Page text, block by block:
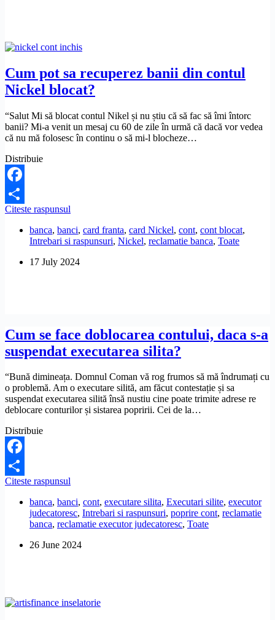
Cum pot sa recuperez banii din contul
Nickel blocat?
“Salut Mi să blocat contul Nikel și nu știu că să fac să îmi întorc
banii? Mi-a venit un mesaj cu 60 de zile în urmă că dacă vor vedea
că nu mă folosesc în continu o să mi-l blocheze…
Distribuie
Facebook
Share
Citeste raspunsul
sa
recuperez
din
banca, banci, card franta, card Nickel, cont, cont blocat,
Intrebari si raspunsuri, Nickel, reclamatie banca, Toate
17 July 2024
Cum se face doblocarea contului, daca s-a
suspendat executarea silita?
“Bună dimineața. Domnul Coman vă rog frumos să mă îndrumați cu
o problemă. Am o executare silită, am făcut contestație și sa
suspendat executarea silită însă nustiu cine poate trimite adrese re
deblocare conturilor și sistarea popririi. Cei de la…
Distribuie
Facebook
Share
Citeste raspunsul
face
doblocarea
contului,
s-
banca, banci, cont, executare silita, Executari silite, executor
judecatoresc, Intrebari si raspunsuri, poprire cont, reclamatie
banca, reclamatie executor judecatoresc, Toate
26 June 2024